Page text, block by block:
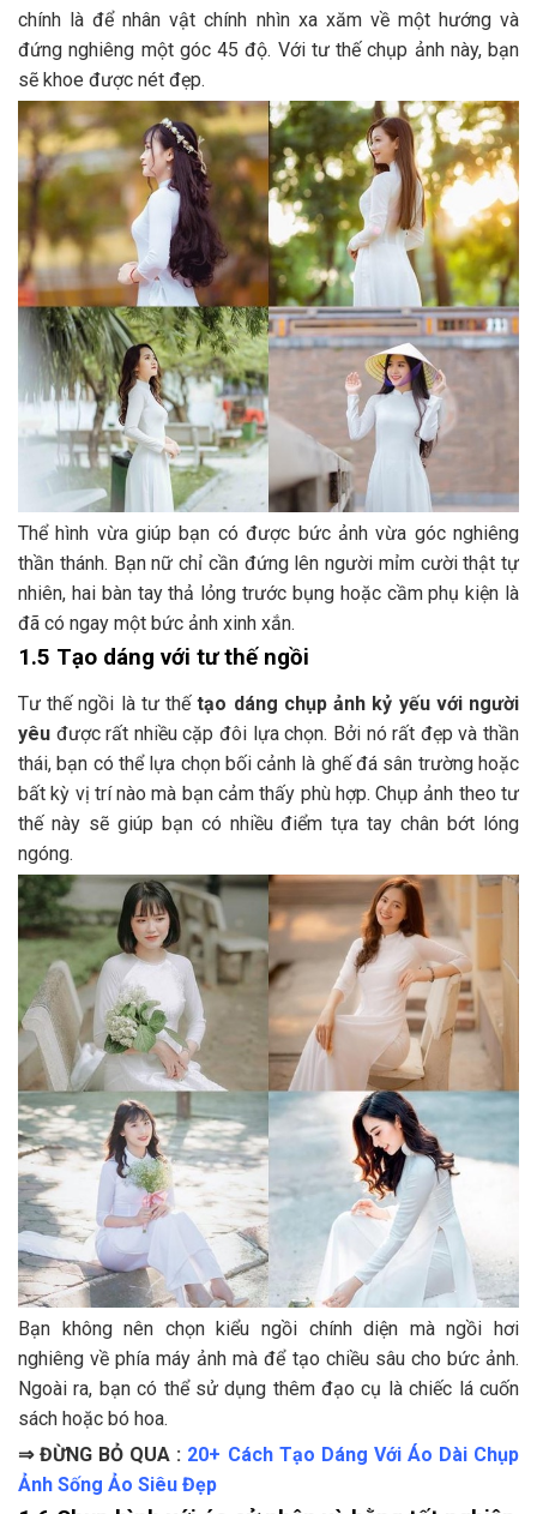
chính là để nhân vật chính nhìn xa xăm về một hướng và
đứng nghiêng một góc 45 độ. Với tư thế chụp ảnh này, bạn
sẽ khoe được nét đẹp.
Thể hình vừa giúp bạn có được bức ảnh vừa góc nghiêng
thần thánh. Bạn nữ chỉ cần đứng lên người mỉm cười thật tự
nhiên, hai bàn tay thả lỏng trước bụng hoặc cầm phụ kiện là
đã có ngay một bức ảnh xinh xắn.
1.5 Tạo dáng với tư thế ngồi
Tư thế ngồi là tư thếtạo dáng chụp ảnh kỷ yếu với người
yêu được rất nhiều cặp đôi lựa chọn. Bởi nó rất đẹp và thần
thái, bạn có thể lựa chọn bối cảnh là ghế đá sân trường hoặc
bất kỳ vị trí nào mà bạn cảm thấy phù hợp. Chụp ảnh theo tư
thế này sẽ giúp bạn có nhiều điểm tựa tay chân bớt lóng
ngóng.
Bạn không nên chọn kiểu ngồi chính diện mà ngồi hơi
nghiêng về phía máy ảnh mà để tạo chiều sâu cho bức ảnh.
Ngoài ra, bạn có thể sử dụng thêm đạo cụ là chiếc lá cuốn
sách hoặc bó hoa.
⇒ ĐỪNG BỎ QUA : 20+ Cách Tạo Dáng Với Áo Dài Chụp
Ảnh Sống Ảo Siêu Đẹp